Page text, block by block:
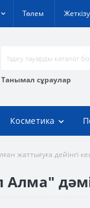
Төлем Жеткізу
Танымал сұраулар
Косметика
жаттығуға дейінгі